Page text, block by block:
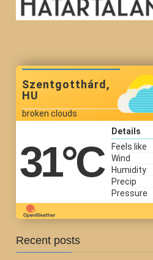
Szentgotthárd,
HU
broken clouds
31°C
Details
Feels like
Wind
Humidity
Precip
Pressure
Recent posts